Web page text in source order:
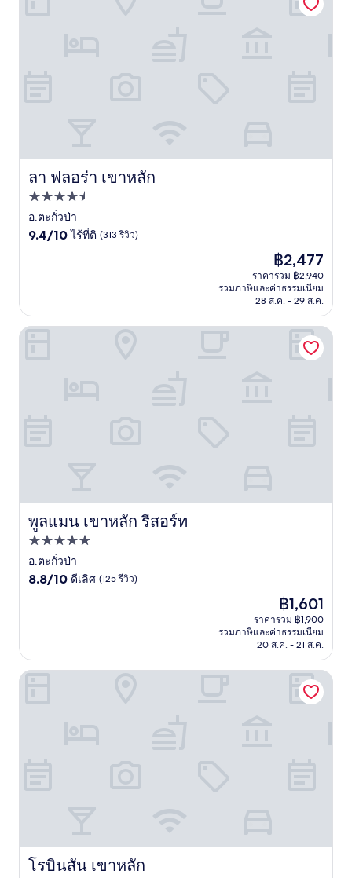
ลา ฟลอร่า เขาหลัก
ลา ฟลอร่า เขาหลัก
ที่พัก
4.5
ดาว
อ.ตะกั่วป่า
9.4
(313
รีวิว)
9.4/10 ไร้ที่ติ (313 รีวิว)
ราคา
ปัจจุบัน
คือ
฿2,477
฿2,477
ราคารวม ฿2,940
รวมภาษีและค่าธรรมเนียม
28 ส.ค. - 29 ส.ค.
พูลแมน เขาหลัก รีสอร์ท
พูลแมน เขาหลัก รีสอร์ท
ที่พัก
5.0
ดาว
อ.ตะกั่วป่า
8.8
รีวิว)
8.8/10 ดีเลิศ (125 รีวิว)
ราคา
ปัจจุบัน
คือ
฿1,601
฿1,601
ราคารวม ฿1,900
รวมภาษีและค่าธรรมเนียม
20 ส.ค. - 21 ส.ค.
พูลแมน เขาหลัก รีสอร์ท
โรบินสัน เขาหลัก
โรบินสัน เขาหลัก
โรบินสัน เขาหลัก